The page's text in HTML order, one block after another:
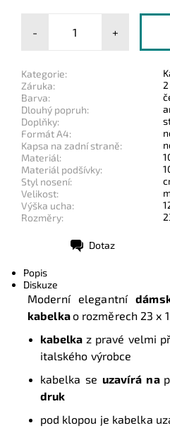
- +
Kategorie:
Záruka:
Barva:
Dlouhý popruh:
Doplňky:
Formát A4:
Kapsa na zadní straně:
Materiál:
Materiál podšívky:
Styl nosení:
Velikost:
Výška ucha:
Rozměry:
Dotaz
Popis
Diskuze
Moderní elegantní
kabelkao rozměrech 23 x
kabelka z pravé velmi
italského výrobce
kabelka seuzavírá na
druk
pod klopou je kabelka